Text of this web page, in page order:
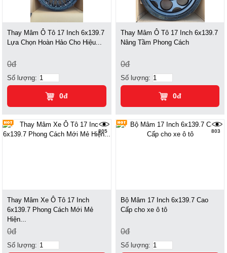
Thay Mâm Ô Tô 17 Inch 6x139.7
Lựa Chọn Hoàn Hảo Cho Hiệu...
0đ
Số lượng:
0đ
Thay Mâm Ô Tô 17 Inch 6x139.7
Nâng Tầm Phong Cách
0đ
Số lượng:
0đ
805
Thay Mâm Xe Ô Tô 17 Inch
6x139.7 Phong Cách Mới Mẻ
Hiện...
0đ
Số lượng:
803
Bộ Mâm 17 Inch 6x139.7 Cao
Cấp cho xe ô tô
0đ
Số lượng: